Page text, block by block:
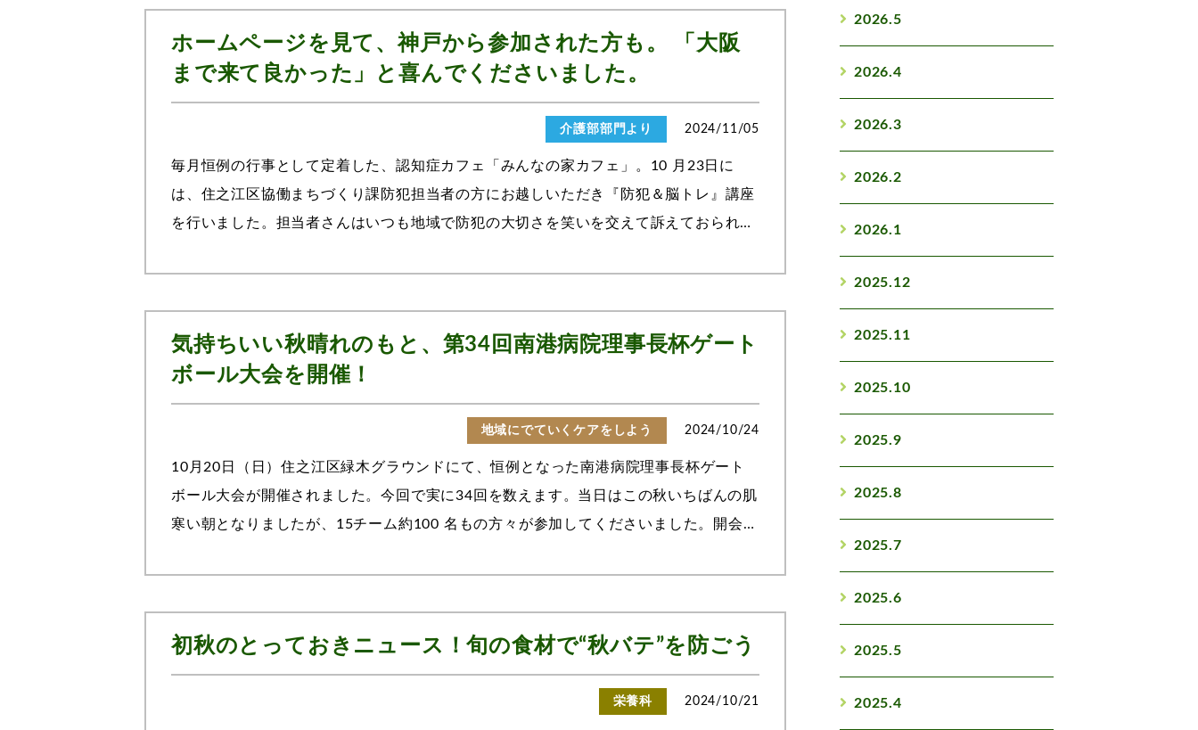
ホームページを見て、神戸から参加された方も。 「大阪
まで来て良かった」と喜んでくださいました。
介護部部門より 2024/11/05
毎月恒例の行事として定着した、認知症カフェ「みんなの家カフェ」。10 月23日に
は、住之江区協働まちづくり課防犯担当者の方にお越しいただき『防犯＆脳トレ』講座
を行いました。担当者さんはいつも地域で防犯の大切さを笑いを交えて訴えておられま
気持ちいい秋晴れのもと、第34回南港病院理事長杯ゲート
ボール大会を開催！
地域にでていくケアをしよう 2024/10/24
10月20日（日）住之江区緑木グラウンドにて、恒例となった南港病院理事長杯ゲート
ボール大会が開催されました。今回で実に34回を数えます。当日はこの秋いちばんの肌
寒い朝となりましたが、15チーム約100 名もの方々が参加してくださいました。開会式
初秋のとっておきニュース！旬の食材で“秋バテ”を防ごう
栄養科 2024/10/21
2026.5
2026.4
2026.3
2026.2
2026.1
2025.12
2025.11
2025.10
2025.9
2025.8
2025.7
2025.6
2025.5
2025.4